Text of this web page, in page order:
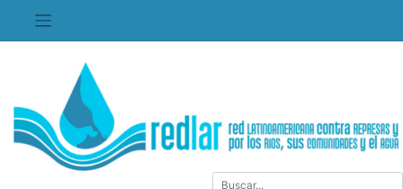
contenido